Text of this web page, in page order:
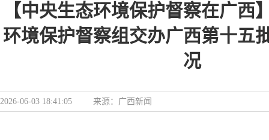
【中央生态环境保护督察在广西
环境保护督察组交办广西第十五
况
2026-06-03 18:41:05 来源： 广西新闻